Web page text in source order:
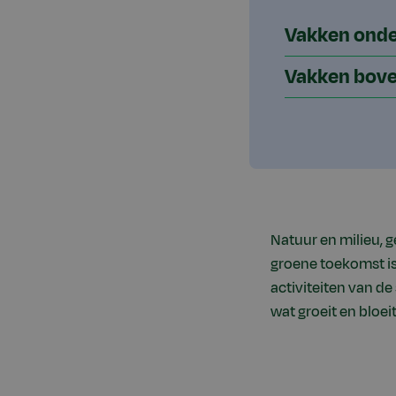
Vakken
Vakken
Natuur en milieu,
groene toekomst
activiteiten van de
wat groeit en